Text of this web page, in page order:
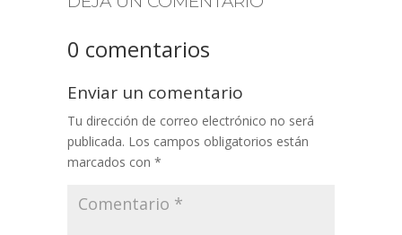
0 comentarios
Enviar un comentario
Tu dirección de correo electrónico no será
publicada. Los campos obligatorios están
marcados con *